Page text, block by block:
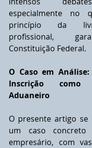
especialmente no
princípio da
profissional,
Constituição Federal.
O Caso em
Inscrição como
Aduaneiro
O presente artigo se
um caso
empresário, com